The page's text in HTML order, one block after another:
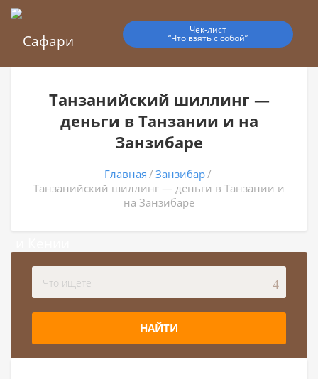
Чек-лист
“Что взять с собой”
Танзанийский шиллинг —
деньги в Танзании и на
Занзибаре
Главная
Занзибар
Танзанийский шиллинг — деньги в Танзании и
на Занзибаре
НАЙТИ